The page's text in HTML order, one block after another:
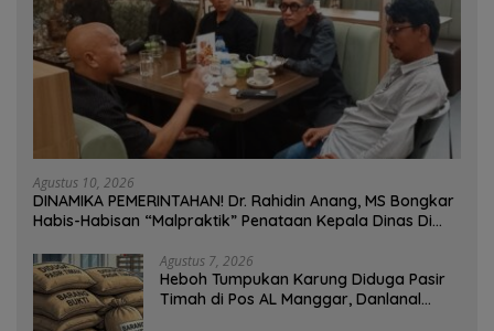
Agustus 10, 2026
DINAMIKA PEMERINTAHAN! Dr. Rahidin Anang, MS Bongkar
Habis-Habisan “Malpraktik” Penataan Kepala Dinas Di
Agustus 7, 2026
Heboh Tumpukan Karung Diduga Pasir
Timah di Pos AL Manggar, Danlanal